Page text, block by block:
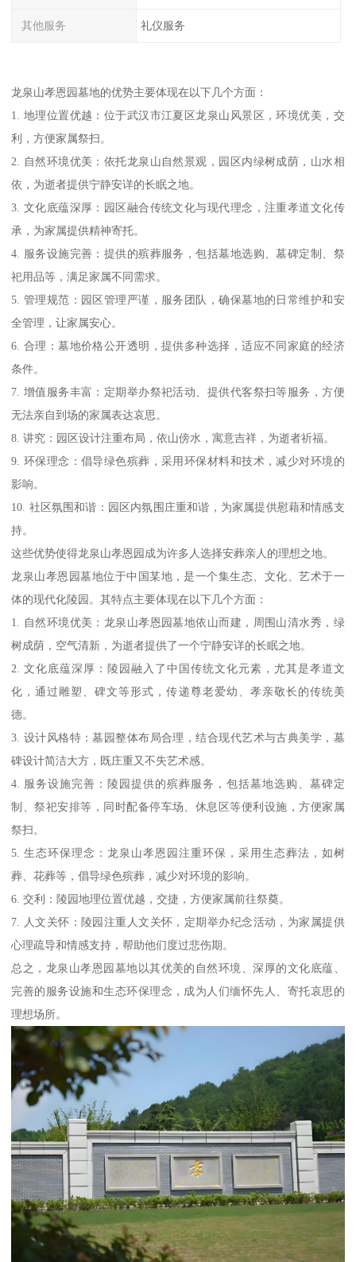
其他服务 礼仪服务
龙泉山孝恩园墓地的优势主要体现在以下几个方面：
1. 地理位置优越：位于武汉市江夏区龙泉山风景区，环境优美，交
利，方便家属祭扫。
2. 自然环境优美：依托龙泉山自然景观，园区内绿树成荫，山水相
依，为逝者提供宁静安详的长眠之地。
3. 文化底蕴深厚：园区融合传统文化与现代理念，注重孝道文化传
承，为家属提供精神寄托。
4. 服务设施完善：提供的殡葬服务，包括墓地选购、墓碑定制、祭
祀用品等，满足家属不同需求。
5. 管理规范：园区管理严谨，服务团队，确保墓地的日常维护和安
全管理，让家属安心。
6. 合理：墓地价格公开透明，提供多种选择，适应不同家庭的经济
条件。
7. 增值服务丰富：定期举办祭祀活动、提供代客祭扫等服务，方便
无法亲自到场的家属表达哀思。
8. 讲究：园区设计注重布局，依山傍水，寓意吉祥，为逝者祈福。
9. 环保理念：倡导绿色殡葬，采用环保材料和技术，减少对环境的
影响。
10. 社区氛围和谐：园区内氛围庄重和谐，为家属提供慰藉和情感支
持。
这些优势使得龙泉山孝恩园成为许多人选择安葬亲人的理想之地。
龙泉山孝恩园墓地位于中国某地，是一个集生态、文化、艺术于一
体的现代化陵园。其特点主要体现在以下几个方面：
1. 自然环境优美：龙泉山孝恩园墓地依山而建，周围山清水秀，绿
树成荫，空气清新，为逝者提供了一个宁静安详的长眠之地。
2. 文化底蕴深厚：陵园融入了中国传统文化元素，尤其是孝道文
化，通过雕塑、碑文等形式，传递尊老爱幼、孝亲敬长的传统美
德。
3. 设计风格特：墓园整体布局合理，结合现代艺术与古典美学，墓
碑设计简洁大方，既庄重又不失艺术感。
4. 服务设施完善：陵园提供的殡葬服务，包括墓地选购、墓碑定
制、祭祀安排等，同时配备停车场、休息区等便利设施，方便家属
祭扫。
5. 生态环保理念：龙泉山孝恩园注重环保，采用生态葬法，如树
葬、花葬等，倡导绿色殡葬，减少对环境的影响。
6. 交利：陵园地理位置优越，交捷，方便家属前往祭奠。
7. 人文关怀：陵园注重人文关怀，定期举办纪念活动，为家属提供
心理疏导和情感支持，帮助他们度过悲伤期。
总之，龙泉山孝恩园墓地以其优美的自然环境、深厚的文化底蕴、
完善的服务设施和生态环保理念，成为人们缅怀先人、寄托哀思的
理想场所。